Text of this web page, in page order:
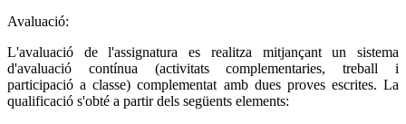
Avaluació:
L'avaluació de l'assignatura es realitza mitjançant un sistema
d'avaluació contínua (activitats complementaries, treball i
participació a classe) complementat amb dues proves escrites. La
qualificació s'obté a partir dels següents elements: